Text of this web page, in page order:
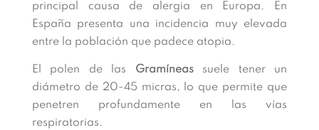
principal causa de alergia en Europa. En
España presenta una incidencia muy elevada
entre la población que padece atopia.
El polen de las Gramíneassuele tener un
diámetro de 20-45 micras, lo que permite que
penetren profundamente en las vías
respiratorias.